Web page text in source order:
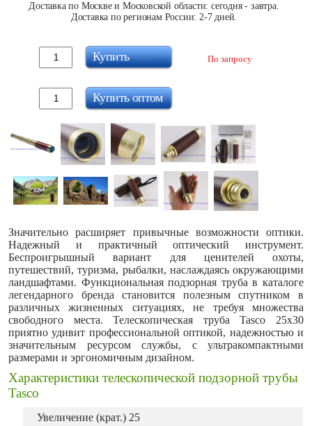
Доставка по Москве и Московской области: сегодня - завтра.
Доставка по регионам России: 2-7 дней.
По запросу
Купить
Купить оптом
Значительно расширяет привычные возможности оптики.
Надежный и практичный оптический инструмент.
Беспроигрышный вариант для ценителей охоты,
путешествий, туризма, рыбалки, наслаждаясь окружающими
ландшафтами. Функциональная подзорная труба в каталоге
легендарного бренда становится полезным спутником в
различных жизненных ситуациях, не требуя множества
свободного места. Телескопическая труба Tasco 25х30
приятно удивит профессиональной оптикой, надежностью и
значительным ресурсом службы, с ультракомпактными
размерами и эргономичным дизайном.
Характеристики телескопической подзорной трубы
Tasco
Увеличение (крат.) 25